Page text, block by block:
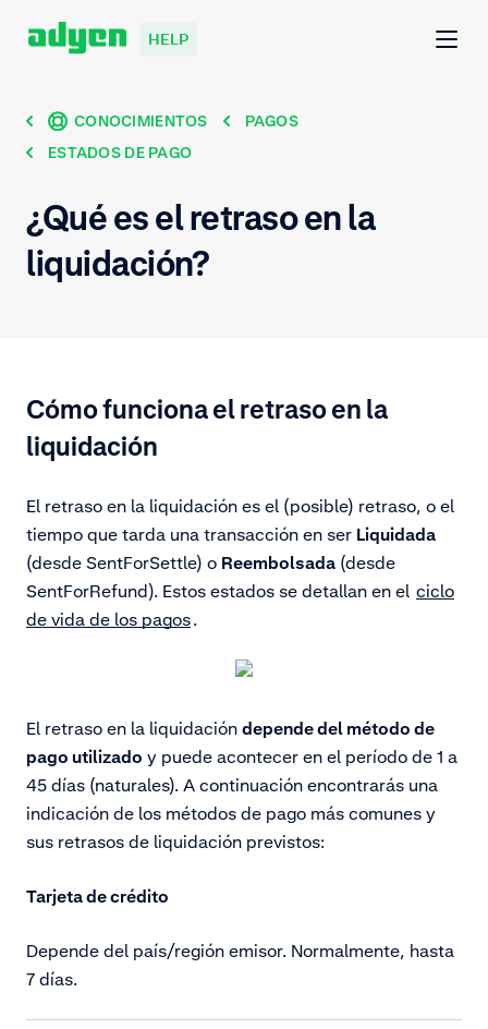
HELP
CONOCIMIENTOS
PAGOS
ESTADOS DE PAGO
¿Qué es el retraso en la
liquidación?
Cómo funciona el retraso en la
liquidación
El retraso en la liquidación es el (posible) retraso, o el
tiempo que tarda una transacción en ser Liquidada
(desde SentForSettle) o Reembolsada (desde
SentForRefund). Estos estados se detallan en el ciclo
de vida de los pagos.
El retraso en la liquidación depende del método de
pago utilizado y puede acontecer en el período de 1 a
45 días (naturales). A continuación encontrarás una
indicación de los métodos de pago más comunes y
sus retrasos de liquidación previstos:
Tarjeta de crédito
Depende del país/región emisor. Normalmente, hasta
7 días.